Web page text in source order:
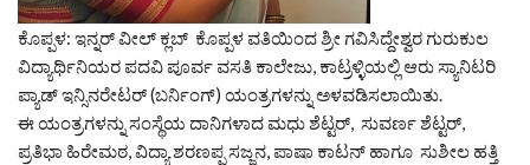
ಕೊಪ್ಪಳ: ಇನ್ನರ್ ವೀಲ್ ಕ್ಲಬ್ ಕೊಪ್ಪಳ ವತಿಯಿಂದ ಶ್ರೀ ಗವಿಸಿದ್ದೇಶ್ವರ ಗುರುಕುಲ
ವಿದ್ಯಾರ್ಥಿನಿಯರ ಪದವಿ ಪೂರ್ವ ವಸತಿ ಕಾಲೇಜು, ಕಾಟ್ರಳ್ಳಿಯಲ್ಲಿ ಆರು ಸ್ಯಾನಿಟರಿ
ಪ್ಯಾಡ್ ಇನ್ಸಿನರೇಟರ್ (ಬರ್ನಿಂಗ್) ಯಂತ್ರಗಳನ್ನು ಅಳವಡಿಸಲಾಯಿತು.
ಈ ಯಂತ್ರಗಳನ್ನು ಸಂಸ್ಥೆಯ ದಾನಿಗಳಾದ ಮಧು ಶೆಟ್ಟರ್, ಸುವರ್ಣ ಶೆಟ್ಟರ್,
ಪ್ರತಿಭಾ ಹಿರೇಮಠ, ವಿದ್ಯಾ ಶರಣಪ್ಪ ಸಜ್ಜನ, ಪಾಷಾ ಕಾಟನ್ ಹಾಗೂ ಸುಶೀಲ ಹತ್ತಿ